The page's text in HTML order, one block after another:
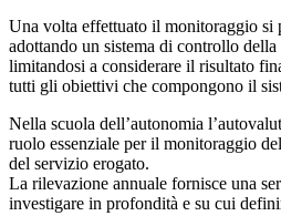
Una volta effettuato il monitoraggio si
adottando un sistema di controllo della
limitandosi a considerare il risultato
tutti gli obiettivi che compongono il
Nella scuola dell’autonomia
ruolo essenziale per il monitoraggio
del servizio erogato.
La rilevazione annuale fornisce una
investigare in profondità e su cui